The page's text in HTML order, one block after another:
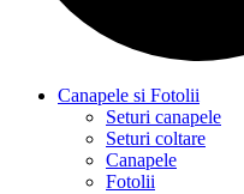
Canapele si Fotolii
Seturi canapele
Seturi coltare
Canapele
Fotolii